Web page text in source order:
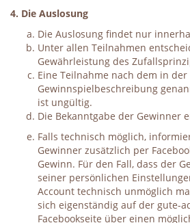
4. Die Auslosung
Die Auslosung findet nur
Unter allen Teilnahmen
Gewährleistung des
Eine Teilnahme nach dem in der
Gewinnspielbeschreibung
ist ungültig.
Die Bekanntgabe der Gewinner
Falls technisch möglich,
Gewinner zusätzlich per
Gewinn. Für den Fall, dass der
seiner persönlichen
Account technisch unmöglich
sich eigenständig auf der gute-
Facebookseite über einen